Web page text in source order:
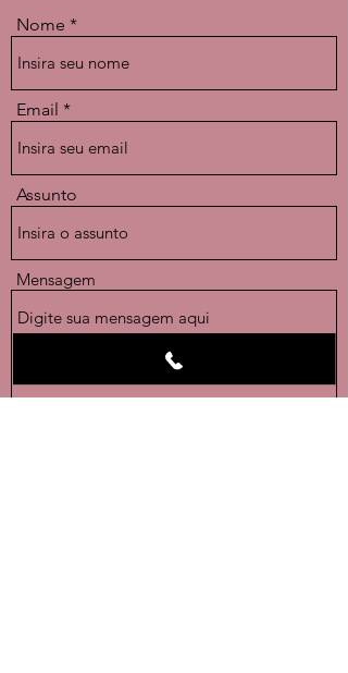
Nome
Email
Assunto
Mensagem